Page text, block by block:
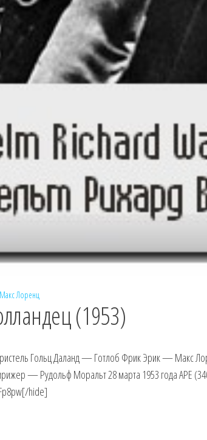
Макс Лоренц
(1953)
Гольц Даланд — Готлоб Фрик Эрик — Макс
— Рудольф Моральт 28 марта 1953 года APE
hide]